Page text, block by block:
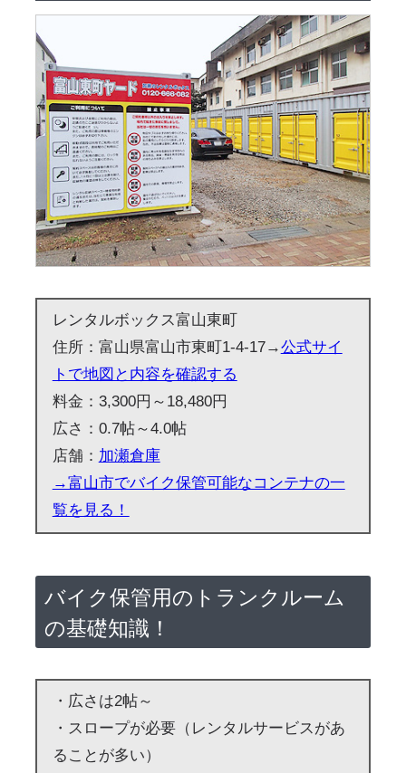
レンタルボックス富山東町
住所：富山県富山市東町1-4-17→公式サイ
トで地図と内容を確認する
料金：3,300円～18,480円
広さ：0.7帖～4.0帖
店舗： 加瀬倉庫
→富山市でバイク保管可能なコンテナの一
覧を見る！
バイク保管用のトランクルーム
の基礎知識！
・広さは2帖～
・スロープが必要（レンタルサービスがあ
ることが多い）